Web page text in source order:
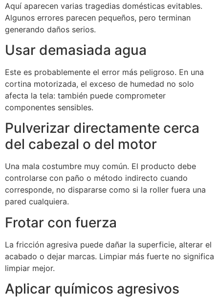
Aquí aparecen varias tragedias domésticas evitables.
Algunos errores parecen pequeños, pero terminan
generando daños serios.
Usar demasiada agua
Este es probablemente el error más peligroso. En una
cortina motorizada, el exceso de humedad no solo
afecta la tela: también puede comprometer
componentes sensibles.
Pulverizar directamente cerca
del cabezal o del motor
Una mala costumbre muy común. El producto debe
controlarse con paño o método indirecto cuando
corresponde, no dispararse como si la roller fuera una
pared cualquiera.
Frotar con fuerza
La fricción agresiva puede dañar la superficie, alterar el
acabado o dejar marcas. Limpiar más fuerte no significa
limpiar mejor.
Aplicar químicos agresivos